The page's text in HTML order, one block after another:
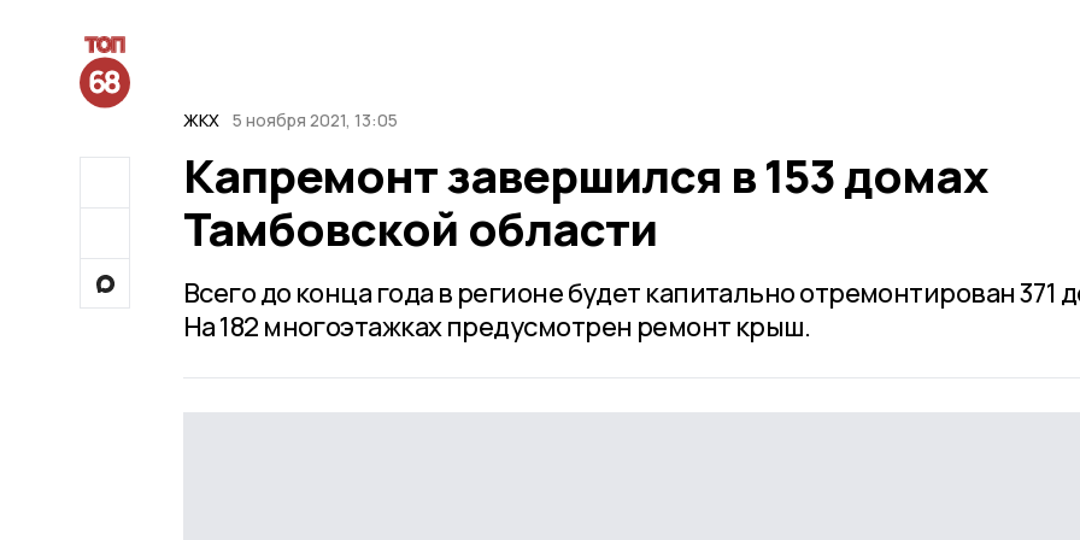
ЖКХ 5 ноября 2021, 13:05
Капремонт завершился в 153 домах
Тамбовской области
Всего до конца года в регионе будет капитально отремонтирован 371
На 182 многоэтажках предусмотрен ремонт крыш.